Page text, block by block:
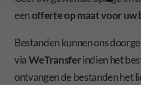
eenofferte op maat voor uw
Bestanden kunnen ons
viaWeTransferindien het
ontvangen de bestanden het